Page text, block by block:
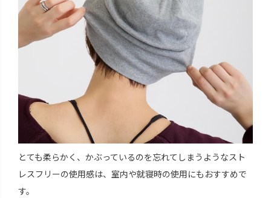
とても柔らかく、かぶっているのを忘れてしまうようなスト
レスフリーの使用感は、室内や就寝時の使用にもおすすめで
す。